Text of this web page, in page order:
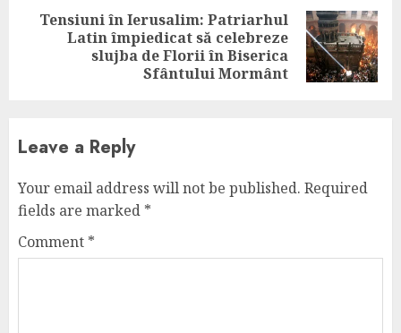
Tensiuni în Ierusalim: Patriarhul
Latin împiedicat să celebreze
slujba de Florii în Biserica
Sfântului Mormânt
Leave a Reply
Your email address will not be published. Required
fields are marked *
Comment *